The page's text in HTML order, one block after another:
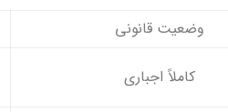
وضعیت قانونی
کاملاً اجباری